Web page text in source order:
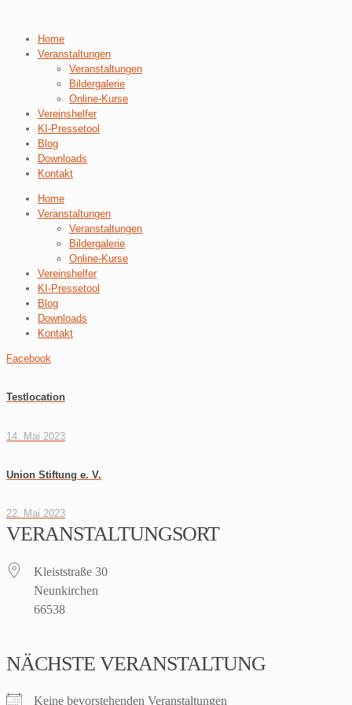
Home
Veranstaltungen
Veranstaltungen
Bildergalerie
Online-Kurse
Vereinshelfer
KI-Pressetool
Blog
Downloads
Kontakt
Home
Veranstaltungen
Veranstaltungen
Bildergalerie
Online-Kurse
Vereinshelfer
KI-Pressetool
Blog
Downloads
Kontakt
Facebook
Testlocation
14. Mai 2023
Union Stiftung e. V.
22. Mai 2023
VERANSTALTUNGSORT
Kleiststraße 30
Neunkirchen
66538
NÄCHSTE VERANSTALTUNG
Keine bevorstehenden Veranstaltungen